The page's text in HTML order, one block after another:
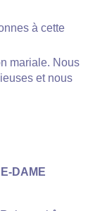
à cette
mariale. Nous
et nous
DAME